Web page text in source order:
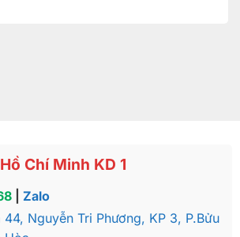
Hồ Chí Minh KD 1
| Zalo
Nguyễn Tri Phương, KP 3, P.Bửu